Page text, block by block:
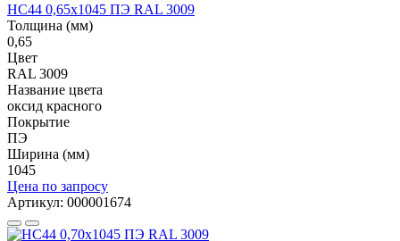
НС44 0,65x1045 ПЭ RAL 3009
Толщина (мм)
0,65
Цвет
RAL 3009
Название цвета
оксид красного
Покрытие
ПЭ
Ширина (мм)
1045
Цена по запросу
Артикул: 000001674